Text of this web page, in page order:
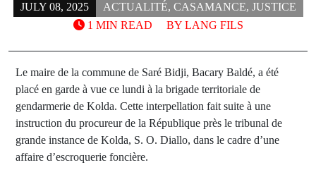
JULY 08, 2025 ACTUALITÉ, CASAMANCE, JUSTICE
BY LANG FILS
1 MIN READ
Le maire de la commune de Saré Bidji, Bacary Baldé, a été
placé en garde à vue ce lundi à la brigade territoriale de
gendarmerie de Kolda. Cette interpellation fait suite à une
instruction du procureur de la République près le tribunal de
grande instance de Kolda, S. O. Diallo, dans le cadre d’une
affaire d’escroquerie foncière.